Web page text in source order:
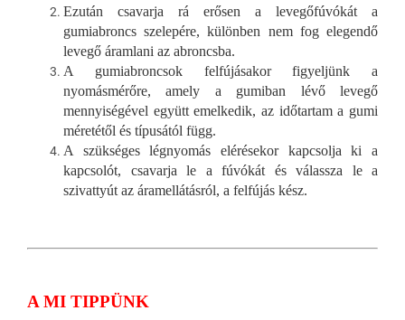
Ezután csavarja rá erősen a levegőfúvókát a
gumiabroncs szelepére, különben nem fog elegendő
levegő áramlani az abroncsba.
A gumiabroncsok felfújásakor figyeljünk a
nyomásmérőre, amely a gumiban lévő levegő
mennyiségével együtt emelkedik, az időtartam a gumi
méretétől és típusától függ.
A szükséges légnyomás elérésekor kapcsolja ki a
kapcsolót, csavarja le a fúvókát és válassza le a
szivattyút az áramellátásról, a felfújás kész.
A MI TIPPÜNK